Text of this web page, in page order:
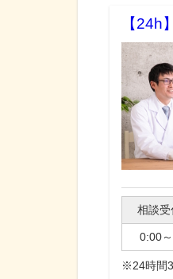
【24h】
相談受
0:00
※24時間